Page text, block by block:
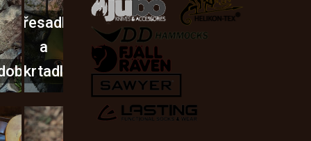
Křesadla
a
škrtadla